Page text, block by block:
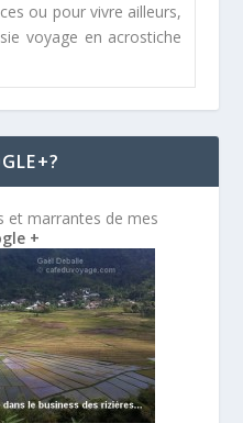
ou pour vivre ailleurs,
voyage en acrostiche
et marrantes de mes
+